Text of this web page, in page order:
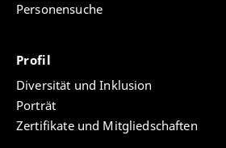
Personensuche
Profil
Diversität und Inklusion
Porträt
Zertifikate und Mitgliedschaften